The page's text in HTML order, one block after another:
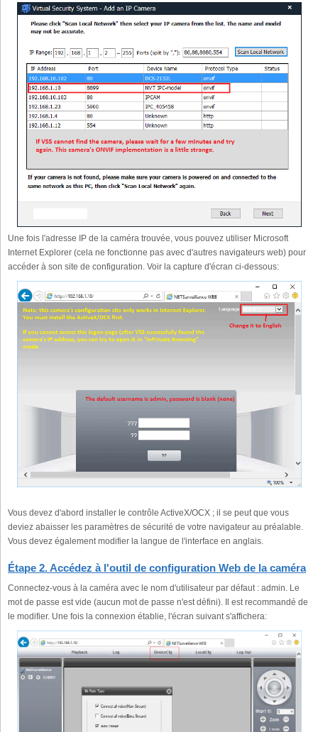
Une fois l'adresse IP de la caméra trouvée, vous pouvez utiliser Microsoft
Internet Explorer (cela ne fonctionne pas avec d'autres navigateurs web) pour
accéder à son site de configuration. Voir la capture d'écran ci-dessous:
Vous devez d'abord installer le contrôle ActiveX/OCX ; il se peut que vous
deviez abaisser les paramètres de sécurité de votre navigateur au préalable.
Vous devez également modifier la langue de l'interface en anglais.
Étape 2. Accédez à l'outil de configuration Web de la caméra
Connectez-vous à la caméra avec le nom d'utilisateur par défaut : admin. Le
mot de passe est vide (aucun mot de passe n'est défini). Il est recommandé de
le modifier. Une fois la connexion établie, l'écran suivant s'affichera: